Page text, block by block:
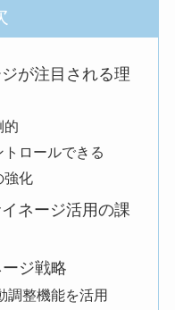
が注目される理
的
ロールできる
強化
ネージ活用の課
ジ戦略
調整機能を活用